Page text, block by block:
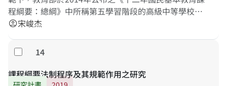
版、審查與選用各利害關係人的交互影響及夥伴協作，
在教科書審定制之外，提出認可制度的模式建構，以供
政府未來教科書政策評估參考。
程綱要：總綱》中所稱第五學習階段的高級中等學校教
師，對於應享有之課程權限的實際及教學現場中有無衍
過程中與高級中等教育相關法令規範的整合性若何？；
（二）十二年國教課程總綱的規範下高級中等學校課程
發展委員會對於高中教師應享有之課程權限的行使上採
取何等態度及立場？其具體措施若何？；（三）十二年
account_circle宋峻杰
勾選
14
課程綱要法制程序及其規範作用之研究